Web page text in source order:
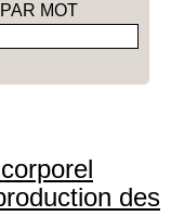
PAR MOT
des